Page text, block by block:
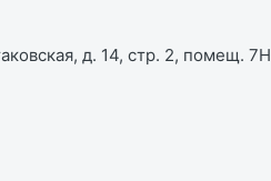
д. 14, стр. 2, помещ. 7Н